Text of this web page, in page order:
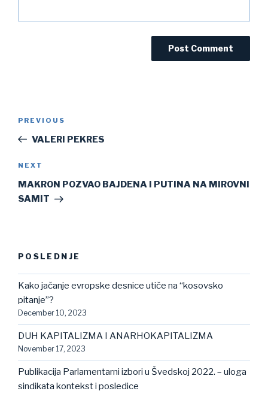
Previous
Post
PREVIOUS
VALERI PEKRES
Next
Post
NEXT
MAKRON POZVAO BAJDENA I PUTINA NA MIROVNI
SAMIT
POSLEDNJE
Kako jačanje evropske desnice utiče na “kosovsko
pitanje”?
December 10, 2023
DUH KAPITALIZMA I ANARHOKAPITALIZMA
November 17, 2023
Publikacija Parlamentarni izbori u Švedskoj 2022. – uloga
sindikata kontekst i posledice